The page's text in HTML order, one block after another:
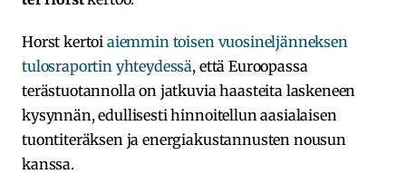
Horst kertoi aiemmin toisen vuosineljänneksen
tulosraportin yhteydessä, että Euroopassa
terästuotannolla on jatkuvia haasteita laskeneen
kysynnän, edullisesti hinnoitellun aasialaisen
tuontiteräksen ja energiakustannusten nousun
kanssa.